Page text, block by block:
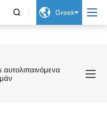
  Greek
αυτολιπαινόμενα